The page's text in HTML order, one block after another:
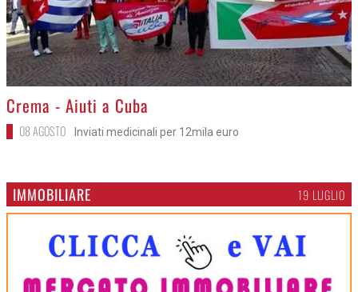
>
Crema - Aiuti a Cuba
08 AGOSTO Inviati medicinali per 12mila euro
IMMOBILIARE 19 LUGLIO